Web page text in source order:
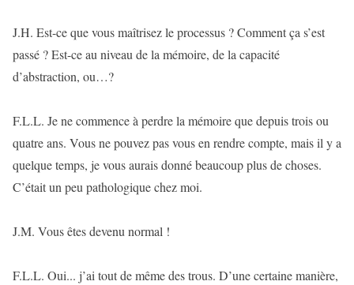
J.H. Est-ce que vous maîtrisez le processus ? Comment ça s’est
passé ? Est-ce au niveau de la mémoire, de la capacité
d’abstraction, ou…?
F.L.L. Je ne commence à perdre la mémoire que depuis trois ou
quatre ans. Vous ne pouvez pas vous en rendre compte, mais il y a
quelque temps, je vous aurais donné beaucoup plus de choses.
C’était un peu pathologique chez moi.
J.M. Vous êtes devenu normal !
F.L.L. Oui... j’ai tout de même des trous. D’une certaine manière,